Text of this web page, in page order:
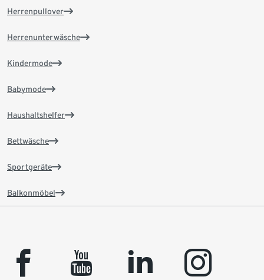
Herrenpullover
Herrenunterwäsche
Kindermode
Babymode
Haushaltshelfer
Bettwäsche
Sportgeräte
Balkonmöbel
facebook youtube linkedin instagram